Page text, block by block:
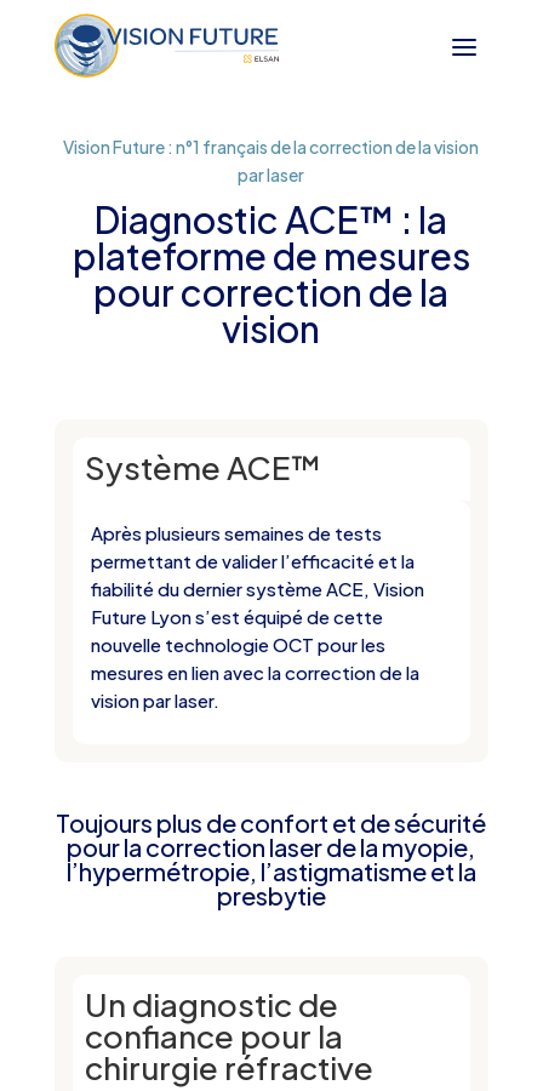
Vision Future : n°1 français de la correction de la vision
par laser
Diagnostic ACE™ : la
plateforme de mesures
pour correction de la
vision
Système ACE™
Après plusieurs semaines de tests
permettant de valider l’efficacité et la
fiabilité du dernier système ACE, Vision
Future Lyon s’est équipé de cette
nouvelle technologie OCT pour les
mesures en lien avec la correction de la
vision par laser.
Toujours plus de confort et de sécurité
pour la correction laser de la myopie,
l’hypermétropie, l’astigmatisme et la
presbytie
Un diagnostic de
confiance pour la
chirurgie réfractive